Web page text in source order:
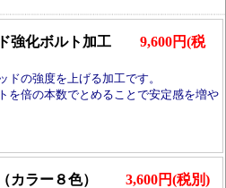
ド強化ボルト加工 9,600円(税
ドの強度を上げる加工です。
を倍の本数でとめることで安定感を増や
（カラー８色） 3,600円(税別)